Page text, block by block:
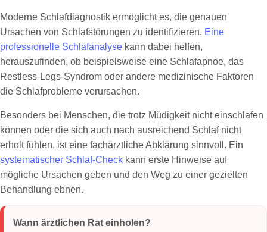
Moderne Schlafdiagnostik ermöglicht es, die genauen
Ursachen von Schlafstörungen zu identifizieren. Eine
professionelle Schlafanalyse kann dabei helfen,
herauszufinden, ob beispielsweise eine Schlafapnoe, das
Restless-Legs-Syndrom oder andere medizinische Faktoren
die Schlafprobleme verursachen.
Besonders bei Menschen, die trotz Müdigkeit nicht einschlafen
können oder die sich auch nach ausreichend Schlaf nicht
erholt fühlen, ist eine fachärztliche Abklärung sinnvoll. Ein
systematischer Schlaf-Check kann erste Hinweise auf
mögliche Ursachen geben und den Weg zu einer gezielten
Behandlung ebnen.
Wann ärztlichen Rat einholen?